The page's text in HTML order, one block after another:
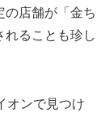
の店舗が「金ち
れることも珍し
オンで見つけ